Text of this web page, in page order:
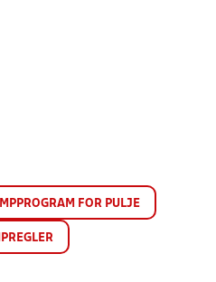
FOR PULJE